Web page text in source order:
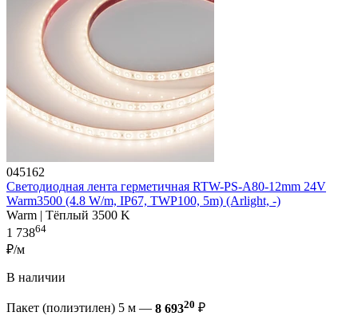
045162
Светодиодная лента герметичная RTW-PS-A80-12mm 24V
Warm3500 (4.8 W/m, IP67, TWP100, 5m) (Arlight, -)
Warm | Тёплый 3500 K
1 73864
₽/м
В наличии
Пакет (полиэтилен) 5 м — 8 69320 ₽